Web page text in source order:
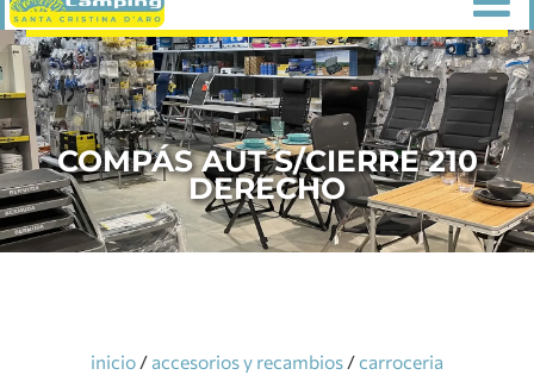
COMPÁS AUT S/CIERRE 210
DERECHO
inicio / accesorios y recambios /carroceria